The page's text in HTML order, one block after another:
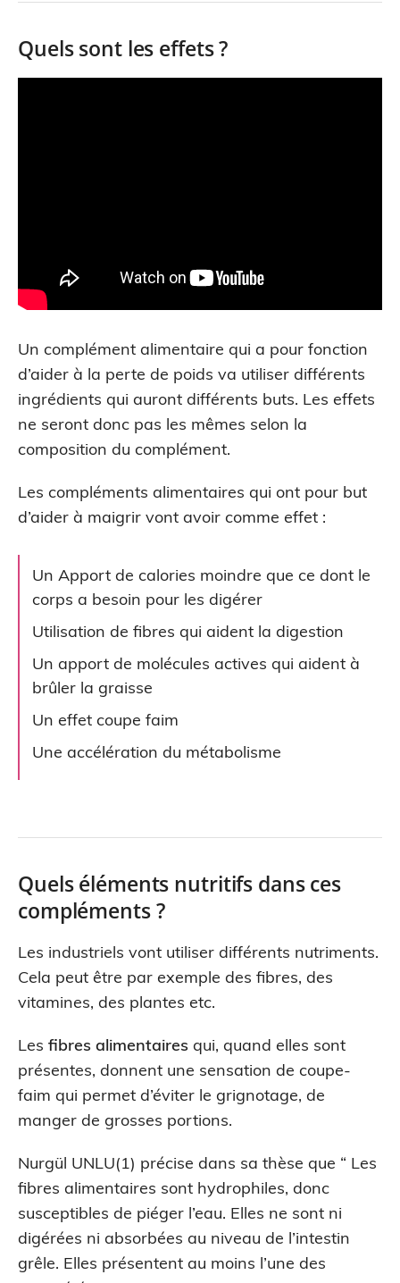
Quels sont les effets ?
Un complément alimentaire qui a pour fonction
d’aider à la perte de poids va utiliser différents
ingrédients qui auront différents buts. Les effets
ne seront donc pas les mêmes selon la
composition du complément.
Les compléments alimentaires qui ont pour but
d’aider à maigrir vont avoir comme effet :
Un Apport de calories moindre que ce dont le
corps a besoin pour les digérer
Utilisation de fibres qui aident la digestion
Un apport de molécules actives qui aident à
brûler la graisse
Un effet coupe faim
Une accélération du métabolisme
Quels éléments nutritifs dans ces
compléments ?
Les industriels vont utiliser différents nutriments.
Cela peut être par exemple des fibres, des
vitamines, des plantes etc.
Les fibres alimentaires qui, quand elles sont
présentes, donnent une sensation de coupe-
faim qui permet d’éviter le grignotage, de
manger de grosses portions.
Nurgül UNLU(1) précise dans sa thèse que “ Les
fibres alimentaires sont hydrophiles, donc
susceptibles de piéger l’eau. Elles ne sont ni
digérées ni absorbées au niveau de l’intestin
grêle. Elles présentent au moins l’une des